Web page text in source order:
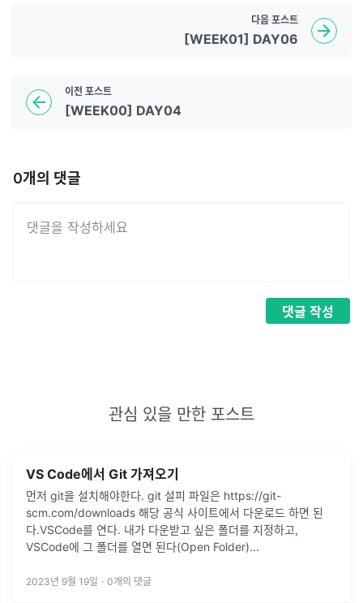
이전 포스트
[WEEK00] DAY04
다음 포스트
[WEEK01] DAY06
0개의 댓글
댓글 작성
관심 있을 만한 포스트
VS Code에서 Git 가져오기
먼저 git을 설치해야한다. git 설피 파일은 https://git-
scm.com/downloads 해당 공식 사이트에서 다운로드 하면 된
다.VSCode를 연다. 내가 다운받고 싶은 폴더를 지정하고,
VSCode에 그 폴더를 열면 된다(Open Folder)...
2023년 9월 19일 · 0개의 댓글